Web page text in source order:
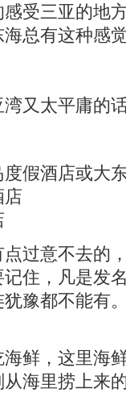
受三亚的地
总有这种感
又太平庸的
假酒店或大
店
过意不去的
住，凡是发
豫都不能有
鲜，这里海
海里捞上来